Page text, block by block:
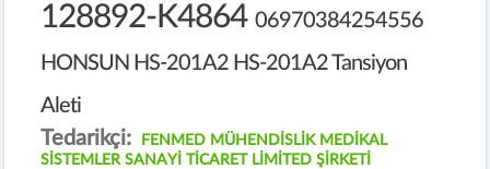
128892-K4864 06970384254556
HONSUN HS-201A2 HS-201A2 Tansiyon
Aleti
Tedarikçi:
FENMED MÜHENDİSLİK MEDİKAL
SİSTEMLER SANAYİ TİCARET LİMİTED ŞİRKETİ